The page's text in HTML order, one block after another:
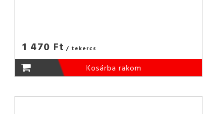
1 470 Ft / tekercs
Kosárba rakom